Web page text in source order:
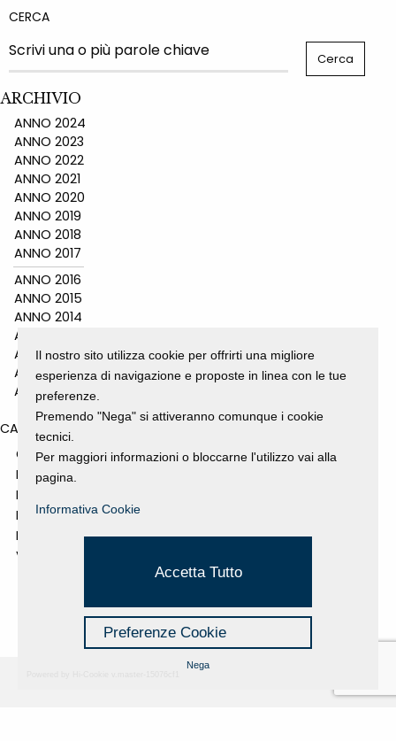
CERCA
ARCHIVIO
ANNO 2024
ANNO 2023
ANNO 2022
ANNO 2021
ANNO 2020
ANNO 2019
ANNO 2018
ANNO 2017
ANNO 2016
ANNO 2015
ANNO 2014
ANNO 2011
ANNO 2010
ANNO 2009
ANNO 2008
CATEGORIES
GALLERY
MOSTRE E EVENTI
NEWS
PROGETTI SOSTENUTI
RASSEGNA STAMPA
VIDEO
Il nostro sito utilizza cookie per offrirti una migliore
esperienza di navigazione e proposte in linea con le tue
preferenze.
Premendo "Nega" si attiveranno comunque i cookie
tecnici.
Per maggiori informazioni o bloccarne l'utilizzo vai alla
pagina.
Informativa Cookie
Accetta Tutto
Preferenze Cookie
Nega